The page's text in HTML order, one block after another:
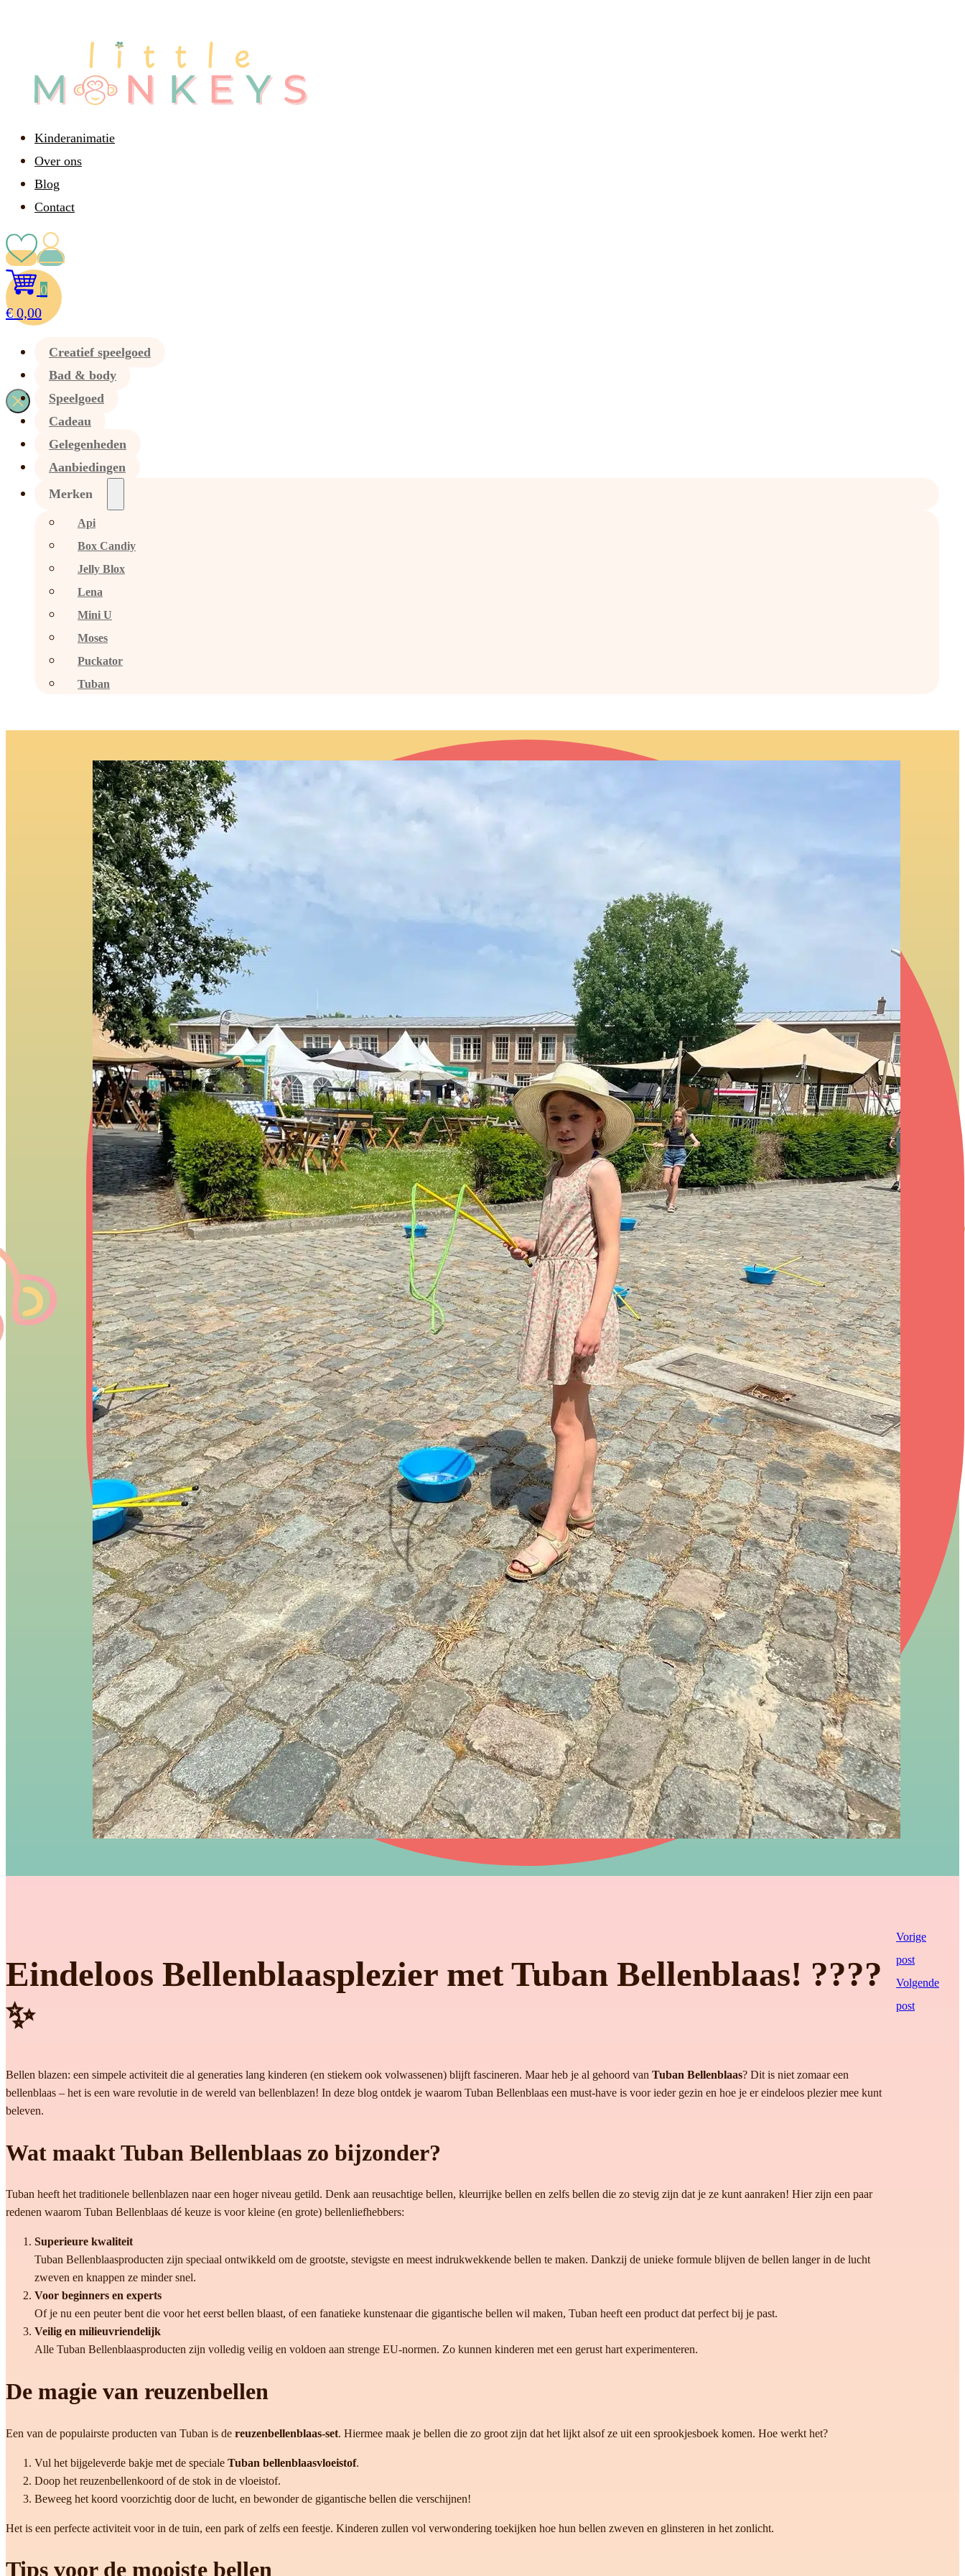
Kinderanimatie
Over ons
Blog
Contact
0
€0,00
Creatief speelgoed
Bad & body
Speelgoed
Cadeau
Gelegenheden
Aanbiedingen
Merken
Api
Box Candiy
Jelly Blox
Lena
Mini U
Moses
Puckator
Tuban
Eindeloos Bellenblaasplezier met Tuban Bellenblaas! ????
✨
Bellen blazen: een simpele activiteit die al generaties lang kinderen (en stiekem ook volwassenen) blijft fascineren. Maar heb je al gehoord van Tuban Bellenblaas? Dit is niet zomaar een
bellenblaas – het is een ware revolutie in de wereld van bellenblazen! In deze blog ontdek je waarom Tuban Bellenblaas een must-have is voor ieder gezin en hoe je er eindeloos plezier mee kunt
beleven.
Wat maakt Tuban Bellenblaas zo bijzonder?
Tuban heeft het traditionele bellenblazen naar een hoger niveau getild. Denk aan reusachtige bellen, kleurrijke bellen en zelfs bellen die zo stevig zijn dat je ze kunt aanraken! Hier zijn een paar
redenen waarom Tuban Bellenblaas dé keuze is voor kleine (en grote) bellenliefhebbers:
Superieure kwaliteit
Tuban Bellenblaasproducten zijn speciaal ontwikkeld om de grootste, stevigste en meest indrukwekkende bellen te maken. Dankzij de unieke formule blijven de bellen langer in de lucht
zweven en knappen ze minder snel.
Voor beginners en experts
Of je nu een peuter bent die voor het eerst bellen blaast, of een fanatieke kunstenaar die gigantische bellen wil maken, Tuban heeft een product dat perfect bij je past.
Veilig en milieuvriendelijk
Alle Tuban Bellenblaasproducten zijn volledig veilig en voldoen aan strenge EU-normen. Zo kunnen kinderen met een gerust hart experimenteren.
De magie van reuzenbellen
Een van de populairste producten van Tuban is de reuzenbellenblaas-set. Hiermee maak je bellen die zo groot zijn dat het lijkt alsof ze uit een sprookjesboek komen. Hoe werkt het?
Vul het bijgeleverde bakje met de speciale Tuban bellenblaasvloeistof.
Doop het reuzenbellenkoord of de stok in de vloeistof.
Beweeg het koord voorzichtig door de lucht, en bewonder de gigantische bellen die verschijnen!
Het is een perfecte activiteit voor in de tuin, een park of zelfs een feestje. Kinderen zullen vol verwondering toekijken hoe hun bellen zweven en glinsteren in het zonlicht.
Tips voor de mooiste bellen
Vorige
post
Volgende
post